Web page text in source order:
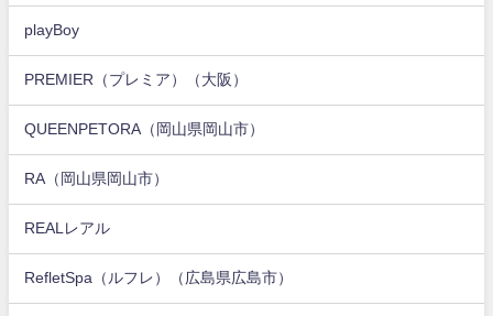
playBoy
PREMIER（プレミア）（大阪）
QUEENPETORA（岡山県岡山市）
RA（岡山県岡山市）
REALレアル
RefletSpa（ルフレ）（広島県広島市）